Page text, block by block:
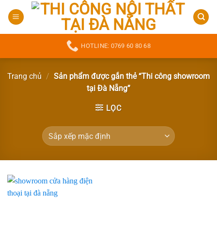
qua
HOTLINE: 0769 60 80 68
Trang chủ / Sản phẩm được gắn thẻ “Thi công showroom
tại Đà Nẵng”
LỌC